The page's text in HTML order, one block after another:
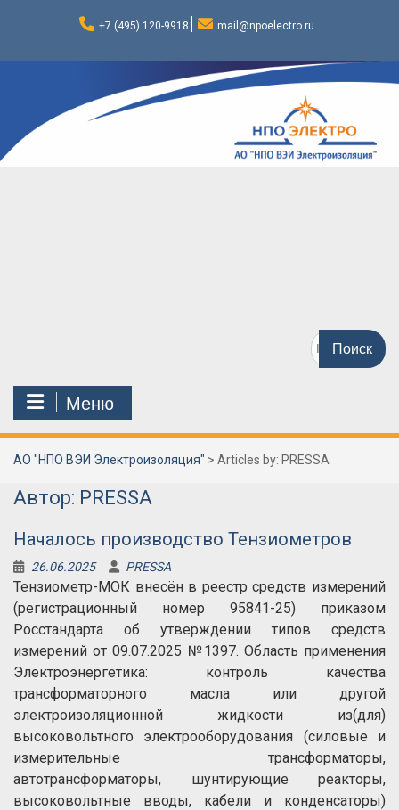
+7 (495) 120-9918 mail@npoelectro.ru
Поиск
по:
Меню
АО "НПО ВЭИ Электроизоляция" > Articles by: PRESSA
Автор: PRESSA
Началось производство Тензиометров
26.06.2025 PRESSA
Тензиометр-МОК внесён в реестр средств измерений
(регистрационный номер 95841-25) приказом
Росстандарта об утверждении типов средств
измерений от 09.07.2025 №1397. Область применения
Электроэнергетика: контроль качества
трансформаторного масла или другой
электроизоляционной жидкости из(для)
высоковольтного электрооборудования (силовые и
измерительные трансформаторы,
автотрансформаторы, шунтирующие реакторы,
высоковольтные вводы, кабели и конденсаторы)